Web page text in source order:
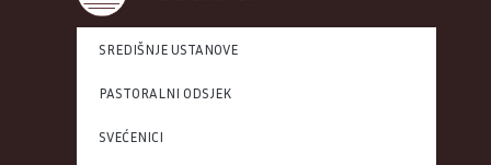
SREDIŠNJE USTANOVE
PASTORALNI ODSJEK
SVEĆENICI